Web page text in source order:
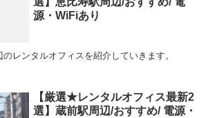
源・WiFiあり
レンタルオフィスを紹介していきます。
【厳選★レンタルオフィス最新2
選】蔵前駅周辺/おすすめ/ 電源・